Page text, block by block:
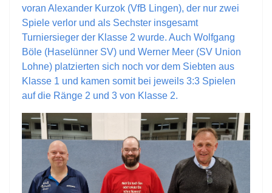
voran Alexander Kurzok (VfB Lingen), der nur zwei
Spiele verlor und als Sechster insgesamt
Turniersieger der Klasse 2 wurde. Auch Wolfgang
Böle (Haselünner SV) und Werner Meer (SV Union
Lohne) platzierten sich noch vor dem Siebten aus
Klasse 1 und kamen somit bei jeweils 3:3 Spielen
auf die Ränge 2 und 3 von Klasse 2.